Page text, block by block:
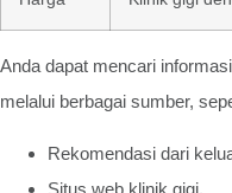
Anda dapat mencari
melalui berbagai sumber,
Rekomendasi dari